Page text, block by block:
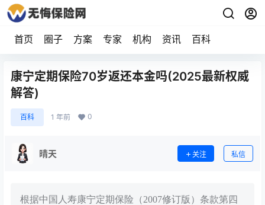
首页 圈子 方案 专家 机构 资讯 百科
康宁定期保险70岁返还本金吗(2025最新权威
解答)
百科 1 年前 0
晴天 关注 私信
根据中国人寿康宁定期保险（2007修订版）条款第四